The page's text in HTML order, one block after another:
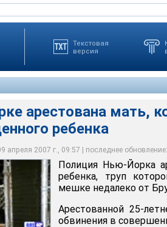
Текстовая
версия
арестована мать,
ребенка
апреля 2007 г., 09:57 | последнее
мать, которая убила своего
Полиция Нью-Йорка
ребенка, труп
мешке недалеко от
Арестованной 25-
обвинения в